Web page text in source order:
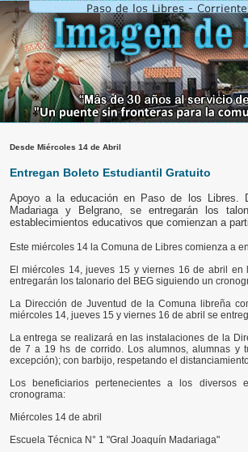
Desde Miércoles 14 de Abril
Entregan Boleto Estudiantil Gratuito
Apoyo a la educación en Paso de los Libres.
Madariaga y Belgrano, se entregarán los
establecimientos educativos que comienzan a
Este miércoles 14 la Comuna de Libres comienza a
El miércoles 14, jueves 15 y viernes 16 de abril
entregarán los talonario del BEG siguiendo un
La Dirección de Juventud de la Comuna libreña
miércoles 14, jueves 15 y viernes 16 de abril se
La entrega se realizará en las instalaciones de la
de 7 a 19 hs de corrido. Los alumnos, alumnas y
excepción); con barbijo, respetando el
Los beneficiarios pertenecientes a los diversos
cronograma:
Miércoles 14 de abril
Escuela Técnica N° 1 "Gral Joaquín Madariaga"